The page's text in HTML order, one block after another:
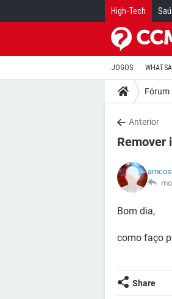
High-Tech
JOGOS
Fórum
Anterior
Remover
Bom dia,
como faço
Share